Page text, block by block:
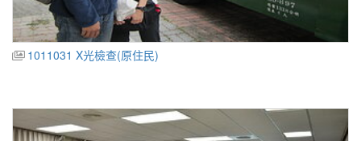
1011031 X光檢查(原住民)